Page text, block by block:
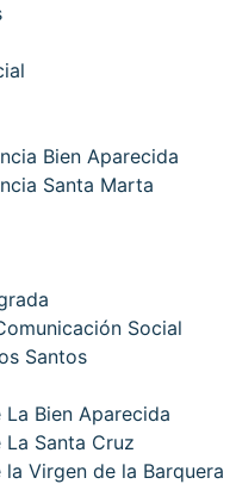
Bien Aparecida
Santa Marta
Social
Santos
Bien Aparecida
Santa Cruz
Virgen de la Barquera